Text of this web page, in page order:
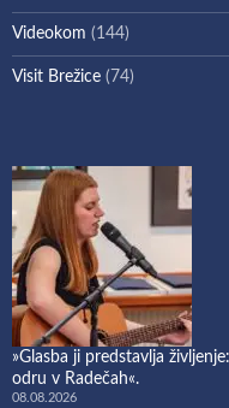
Videokom (144)
Visit Brežice (74)
»Glasba ji predstavlja
odru v Radečah«.
08.08.2026